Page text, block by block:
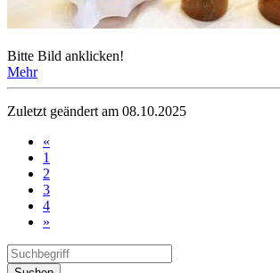
Bitte Bild anklicken!
Mehr
Zuletzt geändert am 08­.10.2025
«
1
2
3
4
»